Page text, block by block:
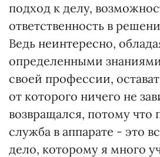
подход к делу,
ответственность в
Ведь неинтересно,
определенными
своей профессии,
от которого ничего не
возвращался, потому что
служба в аппарате - это
дело, которому я много